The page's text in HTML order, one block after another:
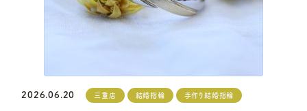
2026.06.20 三重店 結婚指輪 手作り結婚指輪